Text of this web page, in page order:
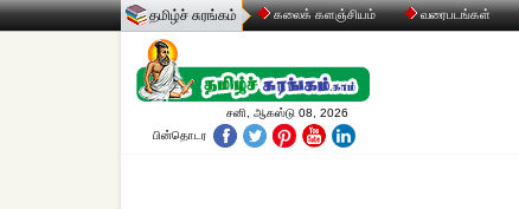
தமிழ்ச் சுரங்கம் கலைக் களஞ்சியம் வரைபடங்கள்
சனி, ஆகஸ்டு 08, 2026
பின்தொடர